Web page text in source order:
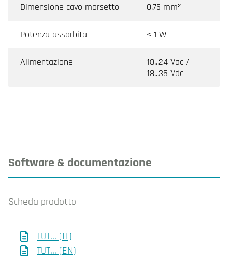
Dimensione cavo morsetto 0.75 mm²
Potenza assorbita < 1 W
Alimentazione
18...24 Vac /
18...35 Vdc
Software & documentazione
Scheda prodotto
TUT... (IT)
TUT... (EN)